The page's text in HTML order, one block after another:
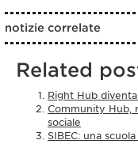
notizie correlate
Related
Right Hub
Community Hub,
sociale
SIBEC: una